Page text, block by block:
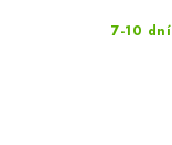
7-10 dní